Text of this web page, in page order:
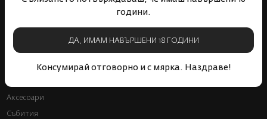
години.
ДА, ИМАМ НАВЪРШЕНИ 18 ГОДИНИ
Консумирай отговорно и с мярка. Наздраве!
ВИНО
Спиртни
Подаръци
Аксесоари
Събития